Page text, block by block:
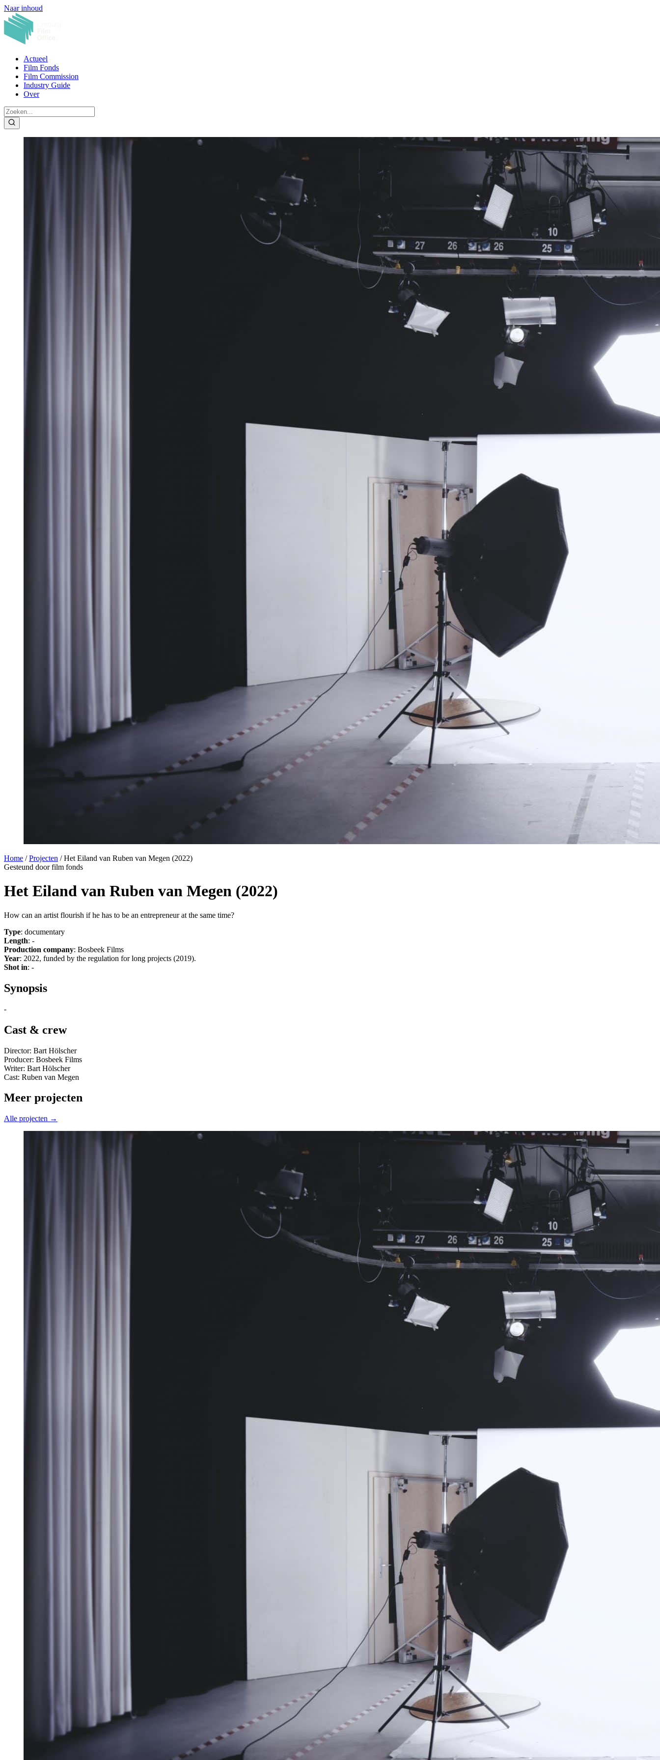
Naar inhoud
Actueel
Film Fonds
Film Commission
Industry Guide
Over
Home / Projecten / Het Eiland van Ruben van Megen (2022)
Gesteund door film fonds
Het Eiland van Ruben van Megen (2022)
How can an artist flourish if he has to be an entrepreneur at the same time?
Type: documentary
Length: -
Production company: Bosbeek Films
Year: 2022, funded by the regulation for long projects (2019).
Shot in: -
Synopsis
-
Cast & crew
Director: Bart Hölscher
Producer: Bosbeek Films
Writer: Bart Hölscher
Cast: Ruben van Megen
Meer projecten
Alle projecten →